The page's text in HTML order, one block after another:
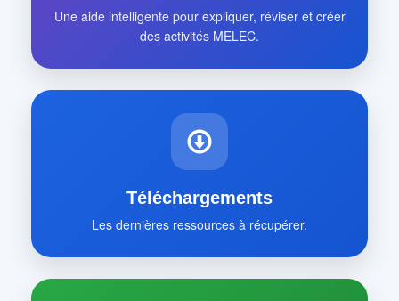
Une aide intelligente pour expliquer, réviser et créer
des activités MELEC.
Téléchargements
Les dernières ressources à récupérer.